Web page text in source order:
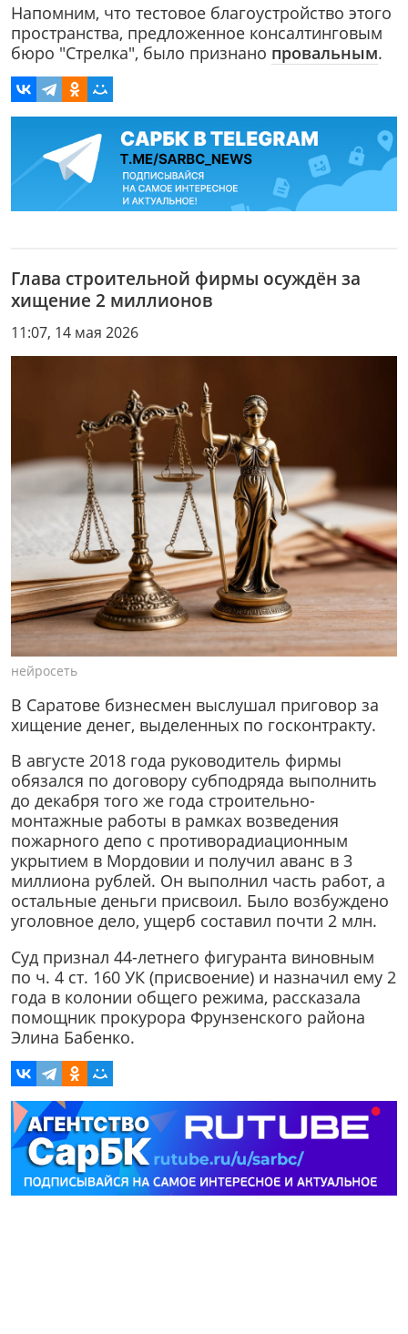
Напомним, что тестовое благоустройство этого
пространства, предложенное консалтинговым
бюро "Стрелка", было признано провальным.
Глава строительной фирмы осуждён за
хищение 2 миллионов
11:07, 14 мая 2026
нейросеть
В Саратове бизнесмен выслушал приговор за
хищение денег, выделенных по госконтракту.
В августе 2018 года руководитель фирмы
обязался по договору субподряда выполнить
до декабря того же года строительно-
монтажные работы в рамках возведения
пожарного депо с противорадиационным
укрытием в Мордовии и получил аванс в 3
миллиона рублей. Он выполнил часть работ, а
остальные деньги присвоил. Было возбуждено
уголовное дело, ущерб составил почти 2 млн.
Суд признал 44-летнего фигуранта виновным
по ч. 4 ст. 160 УК (присвоение) и назначил ему 2
года в колонии общего режима, рассказала
помощник прокурора Фрунзенского района
Элина Бабенко.